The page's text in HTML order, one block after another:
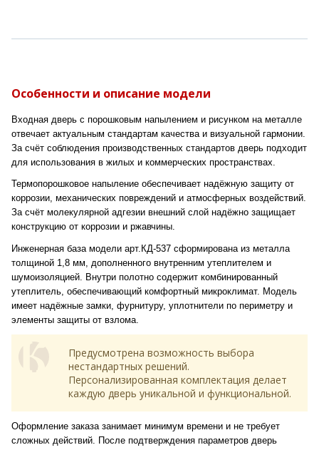
Особенности и описание модели
Входная дверь с порошковым напылением и рисунком на металле
отвечает актуальным стандартам качества и визуальной гармонии.
За счёт соблюдения производственных стандартов дверь подходит
для использования в жилых и коммерческих пространствах.
Термопорошковое напыление обеспечивает надёжную защиту от
коррозии, механических повреждений и атмосферных воздействий.
За счёт молекулярной адгезии внешний слой надёжно защищает
конструкцию от коррозии и ржавчины.
Инженерная база модели арт.КД-537 сформирована из металла
толщиной 1,8 мм, дополненного внутренним утеплителем и
шумоизоляцией. Внутри полотно содержит комбинированный
утеплитель, обеспечивающий комфортный микроклимат. Модель
имеет надёжные замки, фурнитуру, уплотнители по периметру и
элементы защиты от взлома.
Предусмотрена возможность выбора
нестандартных решений.
Персонализированная комплектация делает
каждую дверь уникальной и функциональной.
Оформление заказа занимает минимум времени и не требует
сложных действий. После подтверждения параметров дверь